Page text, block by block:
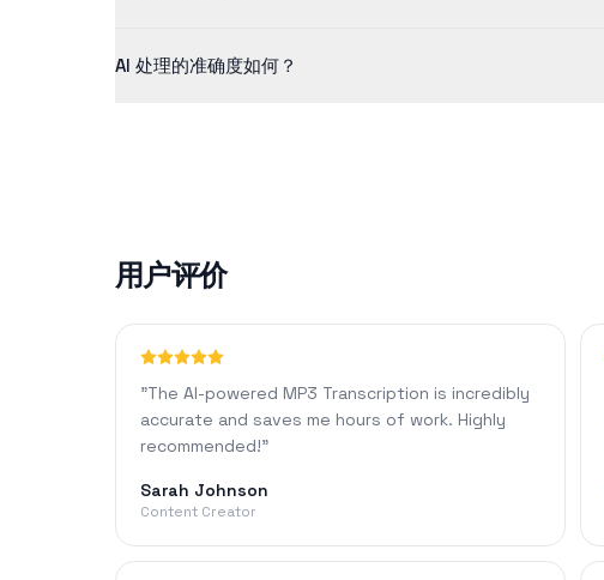
AI 处理的准确度如何？
用户评价
"The AI-powered MP3 Transcription is incredibly
accurate and saves me hours of work. Highly
recommended!"
Sarah Johnson
Content Creator